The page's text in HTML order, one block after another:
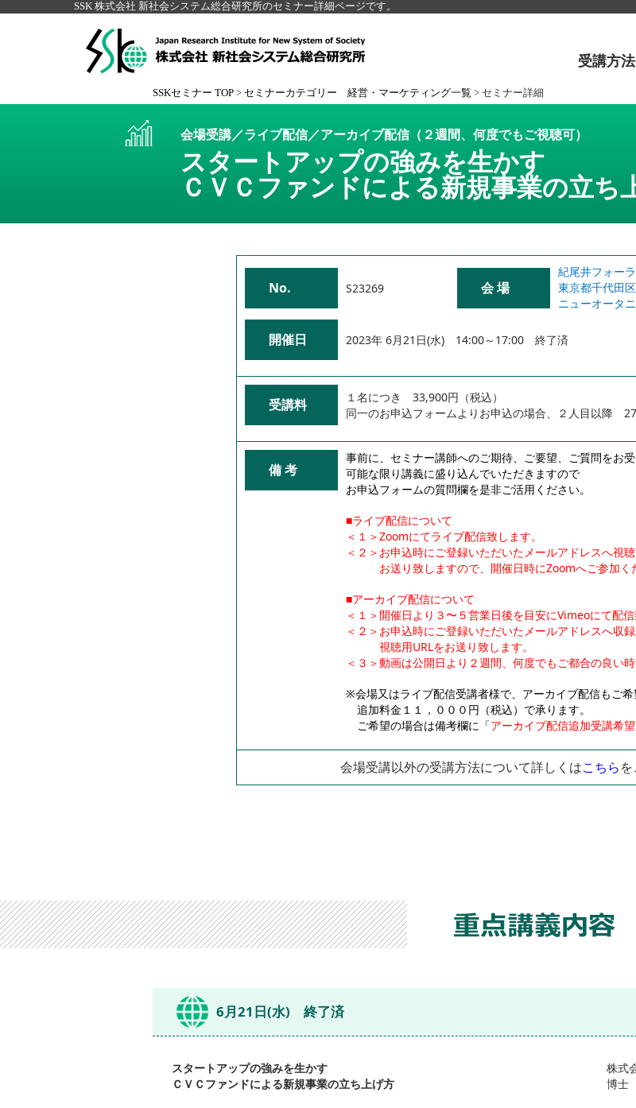
SSK 株式会社 新社会システム総合研究所のセミナー詳細ページです。
受講方法
SSKセミナー TOP > セミナーカテゴリー 経営・マーケティング一覧 > セミナー詳細
会場受講／ライブ配信／アーカイブ配信（２週間、何度でもご視聴可）
スタートアップの強みを生かす
ＣＶＣファンドによる新規事業の立ち
No. S23269 会 場
紀尾井フォー
東京都千代田
ニューオータ
開催日 2023年 6月21日(水) 14:00～17:00 終了済
受講料
１名につき 33,900円（税込）
同一のお申込フォームよりお申込の場合、２人目以降
備 考
事前に、セミナー講師へのご期待、ご要望、ご質問をお受
可能な限り講義に盛り込んでいただきますので
お申込フォームの質問欄を是非ご活用ください。
■ライブ配信について
＜１＞Zoomにてライブ配信致します。
＜２＞お申込時にご登録いただいたメールアドレスへ視
お送り致しますので、開催日時にZoomへご参加く
■アーカイブ配信について
＜１＞開催日より３〜５営業日後を目安にVimeoにて配信
＜２＞お申込時にご登録いただいたメールアドレスへ収
視聴用URLをお送り致します。
＜３＞動画は公開日より２週間、何度でもご都合の良い時
※会場又はライブ配信受講者様で、アーカイブ配信もご
追加料金１１，０００円（税込）で承ります。
ご希望の場合は備考欄に「アーカイブ配信追加受講希望
会場受講以外の受講方法について詳しくはこちら
6月21日(水) 終了済
スタートアップの強みを生かす
ＣＶＣファンドによる新規事業の立ち上げ方
株式
博士